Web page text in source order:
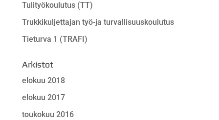
Tulityökoulutus (TT)
Trukkikuljettajan työ-ja turvallisuuskoulutus
Tieturva 1 (TRAFI)
Arkistot
elokuu 2018
elokuu 2017
toukokuu 2016